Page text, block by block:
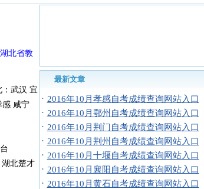
湖北省教
：武汉 宜
感 咸宁
北楚才
最新文章
· 2016年10月孝感自考成绩查询网站入口
· 2016年10月鄂州自考成绩查询网站入口
· 2016年10月荆门自考成绩查询网站入口
· 2016年10月荆州自考成绩查询网站入口
· 2016年10月十堰自考成绩查询网站入口
· 2016年10月襄阳自考成绩查询网站入口
· 2016年10月黄石自考成绩查询网站入口